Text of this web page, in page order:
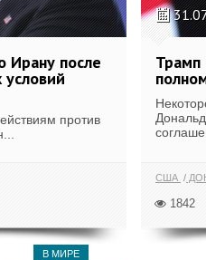
Ирану после
условий
против
Трамп
США
1842
В МИРЕ